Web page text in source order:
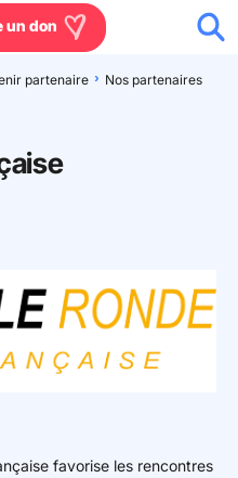
un don
côtés
d'enfants
partenaire
Nos partenaires
favorise les rencontres